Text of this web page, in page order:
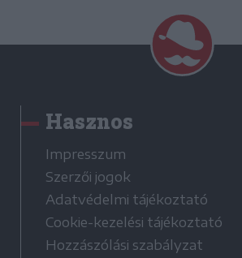
Hasznos
Impresszum
Szerzői jogok
Adatvédelmi tájékoztató
Cookie-kezelési tájékoztató
Hozzászólási szabályzat